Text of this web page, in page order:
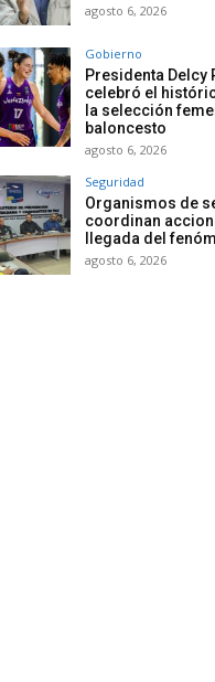
agosto 6, 2026
Gobierno
Presidenta Delcy
celebró el
la selección
baloncesto
agosto 6, 2026
Seguridad
Organismos de
coordinan
llegada del
agosto 6, 2026